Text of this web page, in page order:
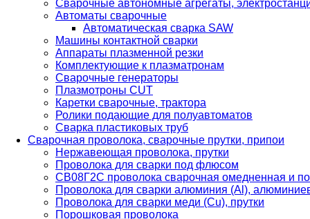
Сварочные автономные агрегаты,
Автоматы сварочные
Автоматическая сварка SAW
Машины контактной сварки
Аппараты плазменной резки
Комплектующие к плазматронам
Сварочные генераторы
Плазмотроны CUT
Каретки сварочные, трактора
Ролики подающие для полуавтоматов
Сварка пластиковых труб
Сварочная проволока, сварочные прутки, припои
Нержавеющая проволока, прутки
Проволока для сварки под флюсом
СВ08Г2С проволока сварочная омедненная и
Проволока для сварки алюминия (Al),
Проволока для сварки меди (Cu), прутки
Порошковая проволока